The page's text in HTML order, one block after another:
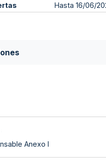
Hasta 16/06/
Anexo I